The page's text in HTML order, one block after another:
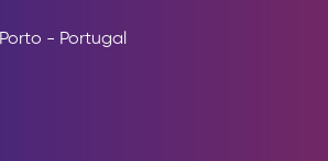
Porto - Portugal